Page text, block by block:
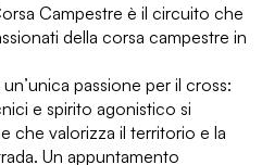
Campestre è il circuito che
della corsa campestre in
passione per il cross:
e spirito agonistico si
che valorizza il territorio e la
Un appuntamento